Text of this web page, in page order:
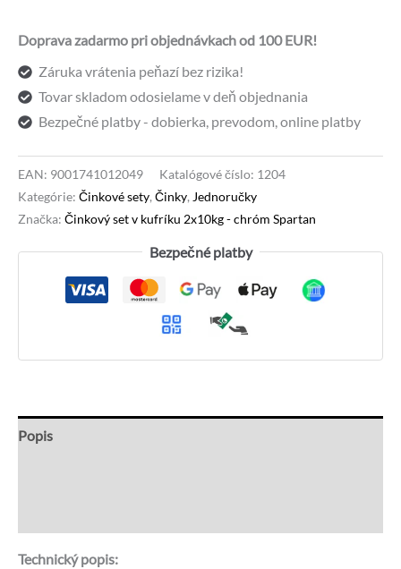
Doprava zadarmo pri objednávkach od 100 EUR!
Záruka vrátenia peňazí bez rizika!
Tovar skladom odosielame v deň objednania
Bezpečné platby - dobierka, prevodom, online platby
EAN: 9001741012049 Katalógové číslo: 1204
Kategórie: Činkové sety, Činky, Jednoručky
Značka: Činkový set v kufríku 2x10kg - chróm Spartan
Bezpečné platby
Popis
Technický popis: